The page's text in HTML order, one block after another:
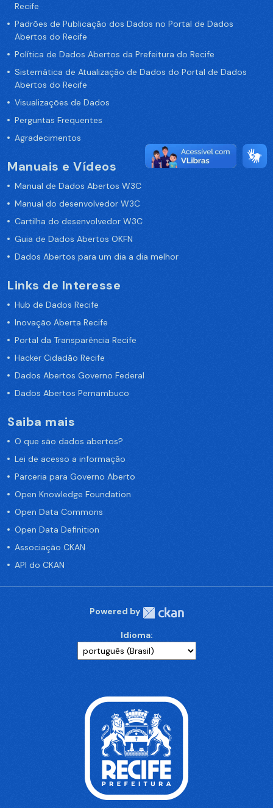
Recife
Padrões de Publicação dos Dados no Portal de Dados
Abertos do Recife
Política de Dados Abertos da Prefeitura do Recife
Sistemática de Atualização de Dados do Portal de Dados
Abertos do Recife
Visualizações de Dados
Perguntas Frequentes
Agradecimentos
Manuais e Vídeos
Manual de Dados Abertos W3C
Manual do desenvolvedor W3C
Cartilha do desenvolvedor W3C
Guia de Dados Abertos OKFN
Dados Abertos para um dia a dia melhor
Links de Interesse
Hub de Dados Recife
Inovação Aberta Recife
Portal da Transparência Recife
Hacker Cidadão Recife
Dados Abertos Governo Federal
Dados Abertos Pernambuco
Saiba mais
O que são dados abertos?
Lei de acesso a informação
Parceria para Governo Aberto
Open Knowledge Foundation
Open Data Commons
Open Data Definition
Associação CKAN
API do CKAN
Powered by
Idioma